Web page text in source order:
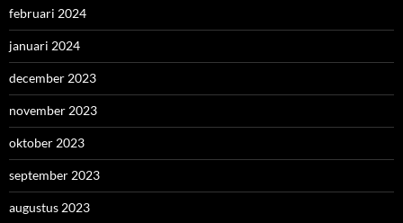
februari 2024
januari 2024
december 2023
november 2023
oktober 2023
september 2023
augustus 2023